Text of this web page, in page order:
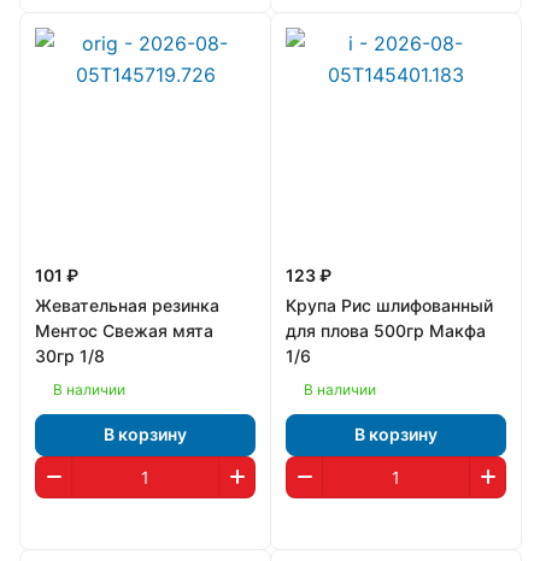
101 ₽
Жевательная резинка
Ментос Свежая мята
30гр 1/8
В наличии
В корзину
123 ₽
Крупа Рис шлифованный
для плова 500гр Макфа
1/6
В наличии
В корзину